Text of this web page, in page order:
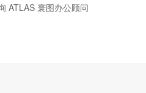
ATLAS 寰图办公顾问